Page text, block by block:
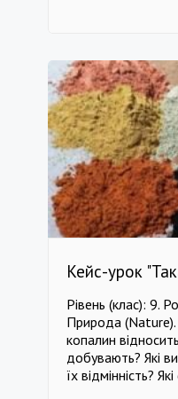
природі? Яка
здоров'ям
уявлення про
градацією
світла і тіні.
-----------------
Математика клас
Технології клас
Основи здоров'я
Кейс-урок
Рівень (клас): 9.
Природа
копалин
добувають? Які
їх відмінність?